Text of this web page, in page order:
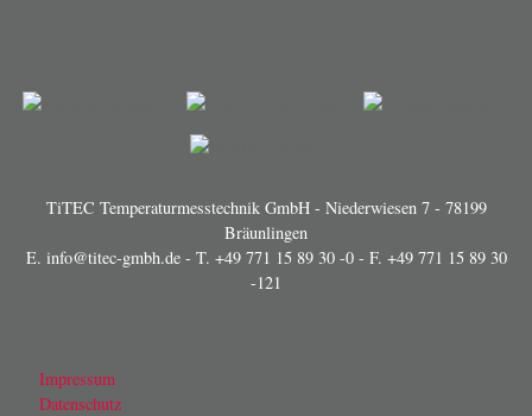
TiTEC Temperaturmesstechnik GmbH - Niederwiesen 7 - 78199
Bräunlingen
E. info@titec-gmbh.de- T. +49 771 15 89 30 -0- F. +49 771 15 89 30
-121
Impressum
Datenschutz